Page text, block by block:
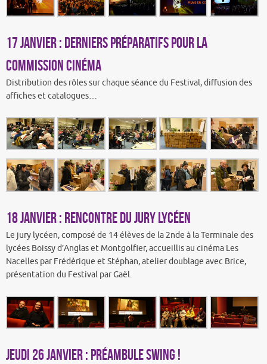
17 janvier : Derniers préparatifs pour la
Commission cinéma
Distribution des rôles sur chaque séance du Festival, diffusion des
affiches et catalogues…
18 janvier : Rencontre du jury lycéen
Le jury lycéen, composé de 14 élèves de la 2nde à la Terminale des
lycées Boissy d’Anglas et Montgolfier, accueillis au cinéma Les
Nacelles par Frédérique et Stéphan, atelier doublage avec Brice,
présentation du Festival par Gaël.
Jeudi 26 janvier : Préambule swing !